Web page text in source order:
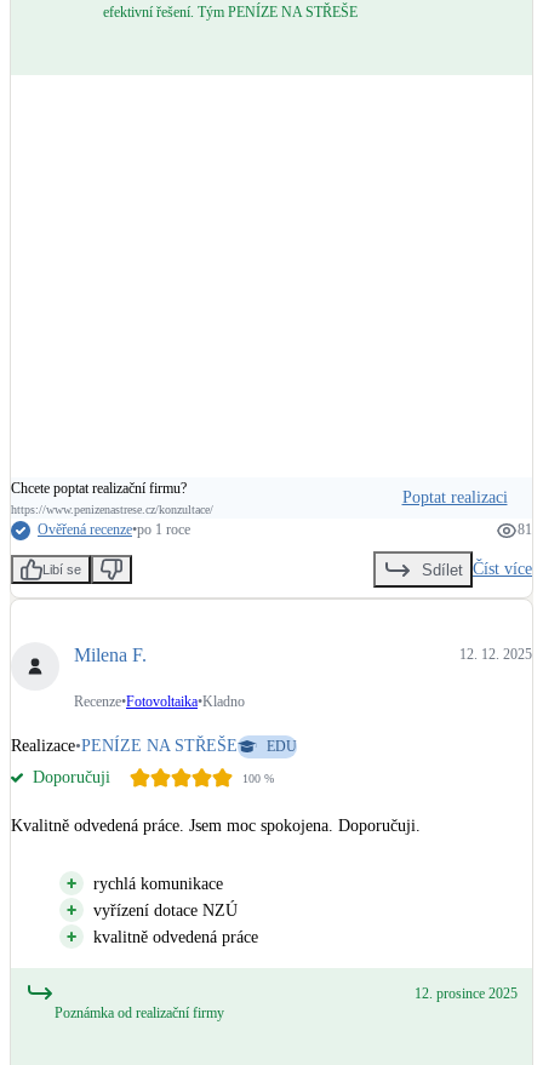
efektivní řešení. Tým PENÍZE NA STŘEŠE
Chcete poptat realizační firmu?
https://www.penizenastrese.cz/konzultace/
Poptat realizaci
Ověřená recenze•po 1 roce 81
Libí se Sdílet Číst více
Milena F. 12. 12. 2025
Recenze•Fotovoltaika•Kladno
Realizace•PENÍZE NA STŘEŠE EDU
Doporučuji 100 %
Kvalitně odvedená práce. Jsem moc spokojena. Doporučuji.
rychlá komunikace
vyřízení dotace NZÚ
kvalitně odvedená práce
Poznámka od realizační firmy
12. prosince 2025